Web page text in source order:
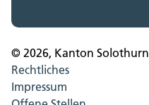
© 2026, Kanton Solothurn
Rechtliches
Impressum